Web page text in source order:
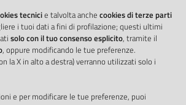
tecnicie talvolta anche cookies di terze parti
i tuoi dati a fini di profilazione; questi ultimi
solo con il tuo consenso esplicito, tramite il
, oppure modificando le tue preferenze.
la X in alto a destra) verranno utilizzati solo i
e per modificare le tue preferenze, puoi